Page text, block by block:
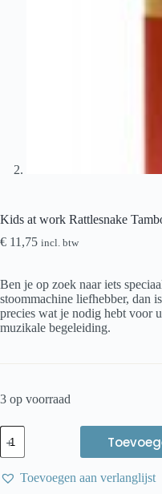
Kids at work Rattlesnake
€ 11,75 incl. btw
Ben je op zoek naar iets
stoommachine liefhebber, dan
precies wat je nodig hebt voor
muzikale begeleiding.
3 op voorraad
Kids
at
work
Rattlesnake
Tamboerijn
Toevoegen aan verlanglijst